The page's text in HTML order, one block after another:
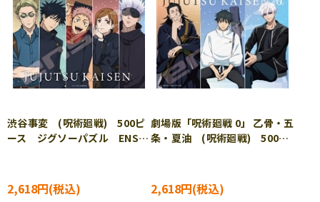
渋谷事変 (呪術廻戦) 500ピ
ース ジグソーパズル ENS-
2,618円
劇場版「呪術廻戦 0」 乙骨・五
条・夏油 (呪術廻戦) 500ピ
2,618円